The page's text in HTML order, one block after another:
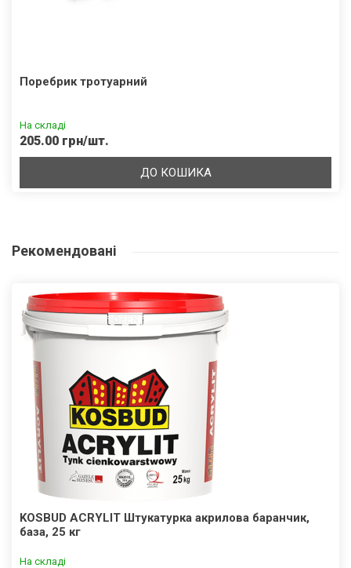
Поребрик тротуарний
На складі
205.00 грн/шт.
ДО КОШИКА
Рекомендовані
KOSBUD ACRYLIT Штукатурка акрилова баранчик,
база, 25 кг
На складі